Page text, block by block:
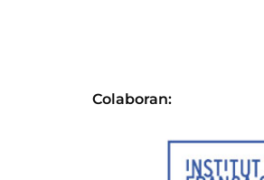
Colaboran: